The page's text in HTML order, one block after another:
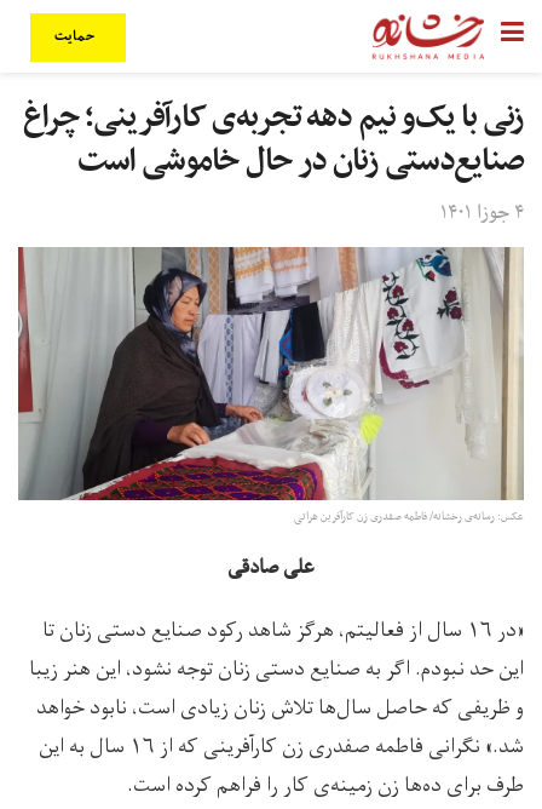
حمایت
زنی با یک‌و نیم دهه تجربه‌ی کارآفرینی؛ چراغ
صنایع‌دستی زنان در حال خاموشی است
۴ جوزا ۱۴۰۱
عکس: رسانه‌ی رخشانه/ فاطمه صفدری زن کارآفرین هراتی
علی صادقی
«در ۱۶ سال از فعالیتم، هرگز شاهد رکود صنایع دستی زنان تا
این حد نبودم. اگر به صنایع دستی زنان توجه نشود، این هنر زیبا
و ظریفی که حاصل سال‌ها تلاش زنان زیادی است، نابود خواهد
شد.» نگرانی فاطمه صفدری زن کارآفرینی که از ۱۶ سال به این
طرف برای ده‌ها زن زمینه‌ی کار را فراهم کرده است.